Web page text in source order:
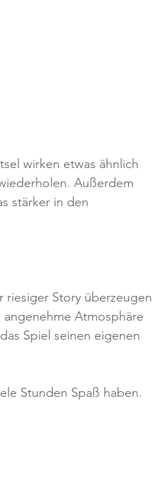
wirken etwas ähnlich
Außerdem
stärker in den
riesiger Story überzeugen
Atmosphäre
Spiel seinen eigenen
Stunden Spaß haben.